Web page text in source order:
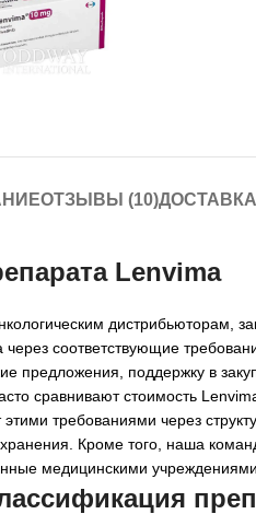
ОТЗЫВЫ (10)
Lenvima
дистрибьюторам,
соответствующие
предложения, поддержку в
сравнивают стоимость
требованиями через
Кроме того, наша
медицинскими